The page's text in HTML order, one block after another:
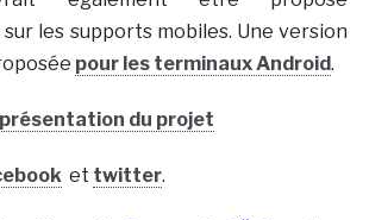
les supports mobiles. Une version
pour les terminaux Android.
du projet
et twitter.